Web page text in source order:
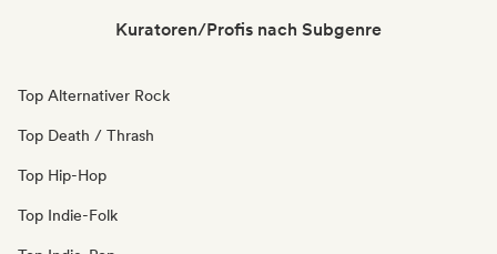
Kuratoren/Profis nach Subgenre
Top Alternativer Rock
Top Death / Thrash
Top Hip-Hop
Top Indie-Folk